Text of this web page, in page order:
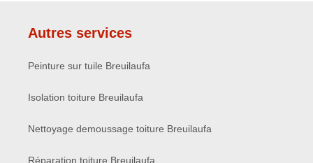
Autres services
Peinture sur tuile Breuilaufa
Isolation toiture Breuilaufa
Nettoyage demoussage toiture Breuilaufa
Réparation toiture Breuilaufa